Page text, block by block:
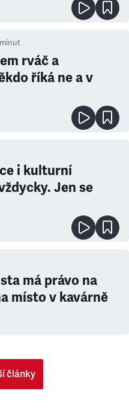
rváč a
říká ne a v
i kulturní
Jen se
má právo na
místo v kavárně
články